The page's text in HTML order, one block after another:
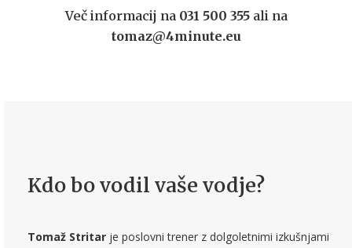
Več informacij na 031 500 355ali na
tomaz@4minute.eu
Kdo bo vodil vaše vodje?
Tomaž Stritar je poslovni trener z dolgoletnimi izkušnjami